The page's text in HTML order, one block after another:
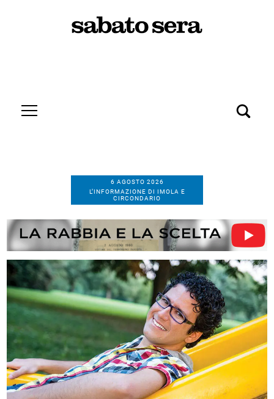
6 AGOSTO 2026
L’INFORMAZIONE DI IMOLA E
CIRCONDARIO